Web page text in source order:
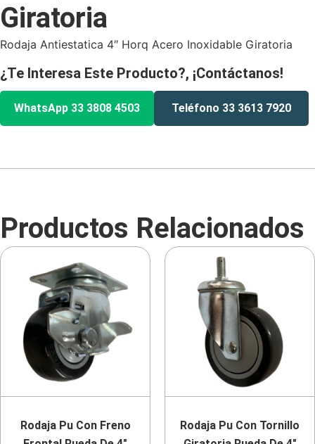
Giratoria
Rodaja Antiestatica 4″ Horq Acero Inoxidable Giratoria
¿Te Interesa Este Producto?, ¡Contáctanos!
WhatsApp 33 3808 4503 Teléfono 33 3613 7920
Productos Relacionados
Rodaja Pu Con Freno
Rodaja Pu Con Tornillo